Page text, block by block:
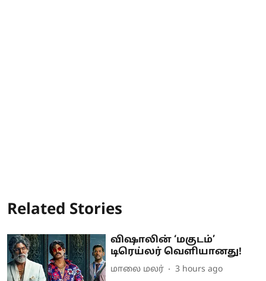
Related Stories
விஷாலின் ‘மகுடம்’
டிரெய்லர் வெளியானது!
மாலை மலர் 3 hours ago